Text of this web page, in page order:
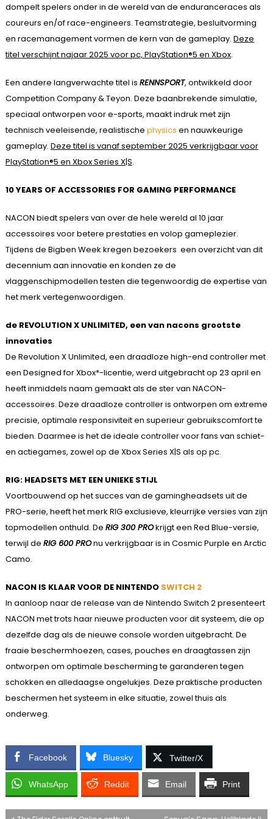
dompelt spelers onder in de wereld van de enduranceraces als
coureurs en/of race-engineers. Teamstrategie, besluitvorming
en racemanagement vormen de kern van de gameplay. Deze
titel verschijnt najaar 2025 voor pc, PlayStation®5 en Xbox.
Een andere langverwachte titel is RENNSPORT, ontwikkeld door
Competition Company & Teyon. Deze baanbrekende simulatie,
speciaal ontworpen voor e-sports, maakt indruk met zijn
technisch veeleisende, realistische physics en nauwkeurige
gameplay. Deze titel is vanaf september 2025 verkrijgbaar voor
PlayStation®5 en Xbox Series X|S.
10 YEARS OF ACCESSORIES FOR GAMING PERFORMANCE
NACON biedt spelers van over de hele wereld al 10 jaar
accessoires voor betere prestaties en volop gameplezier.
Tijdens de Bigben Week kregen bezoekers een overzicht van dit
decennium aan innovatie en konden ze de
vlaggenschipmodellen testen die tegenwoordig de expertise van
het merk vertegenwoordigen.
de REVOLUTION X UNLIMITED, een van nacons grootste
innovaties
De Revolution X Unlimited, een draadloze high-end controller met
een Designed for Xbox*-licentie, werd uitgebracht op 23 april en
heeft inmiddels naam gemaakt als de ster van NACON-
accessoires. Deze draadloze controller is ontworpen om extreme
precisie, optimale responsiviteit en superieur gebruikscomfort te
bieden. Daarmee is het de ideale controller voor fans van schiet-
en actiegames, zowel op de Xbox Series X|S als op pc.
RIG: HEADSETS MET EEN UNIEKE STIJL
Voortbouwend op het succes van de gamingheadsets uit de
PRO-serie, heeft het merk RIG exclusieve, kleurrijke versies van zijn
topmodellen onthuld. De RIG 300 PROkrijgt een Red Blue-versie,
terwijl de RIG 600 PROnu verkrijgbaar is in Cosmic Purple en Arctic
Camo.
NACON IS KLAAR VOOR DE NINTENDO SWITCH 2
In aanloop naar de release van de Nintendo Switch 2 presenteert
NACON met trots haar nieuwe producten voor dit systeem, die op
dezelfde dag als de nieuwe console worden uitgebracht. De
fraaie beschermhoezen, cases, pouches en draagtassen zijn
ontworpen om optimale bescherming te garanderen tegen
schokken en alledaagse ongelukjes. Deze praktische producten
beschermen het systeem in elke situatie, zowel thuis als
onderweg.
Facebook Bluesky Twitter/X
WhatsApp Reddit Email Print